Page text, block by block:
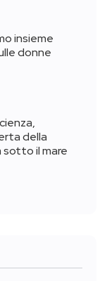
insieme
donne
della
il mare